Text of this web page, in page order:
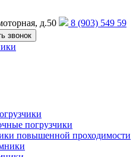
д.50
8 (903) 549 59
звонок
погрузчики
повышенной проходимости